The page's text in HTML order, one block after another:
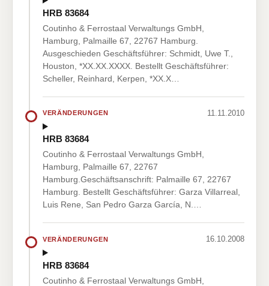
HRB 83684
Coutinho & Ferrostaal Verwaltungs GmbH,
Hamburg, Palmaille 67, 22767 Hamburg.
Ausgeschieden Geschäftsführer: Schmidt, Uwe T.,
Houston, *XX.XX.XXXX. Bestellt Geschäftsführer:
Scheller, Reinhard, Kerpen, *XX.X…
VERÄNDERUNGEN 11.11.2010
HRB 83684
Coutinho & Ferrostaal Verwaltungs GmbH,
Hamburg, Palmaille 67, 22767
Hamburg.Geschäftsanschrift: Palmaille 67, 22767
Hamburg. Bestellt Geschäftsführer: Garza Villarreal,
Luis Rene, San Pedro Garza García, N.…
VERÄNDERUNGEN 16.10.2008
HRB 83684
Coutinho & Ferrostaal Verwaltungs GmbH,